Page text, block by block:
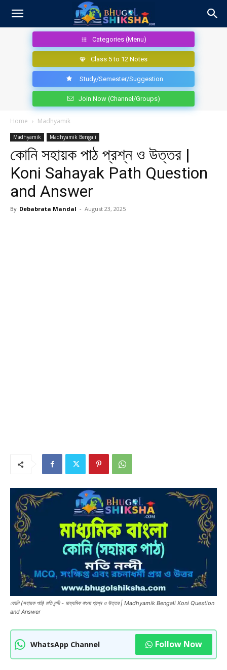
Categories (Menu)
Class 5 to 12 Notes
Study/Semester/Suggestion
Join Now (Channel/Groups)
Home Madhyamik
Madhyamik Madhyamik Bengali
কোনি সহায়ক পাঠ প্রশ্ন ও উত্তর |
Koni Sahayak Path Question
and Answer
By Debabrata Mandal - August 23, 2025
কোনি (সহায়ক পাঠ) মতি নন্দী - মাধ্যমিক বাংলা প্রশ্ন ও উত্তর | Madhyamik Bengali Koni Question
and Answer
WhatsApp Channel Follow Now